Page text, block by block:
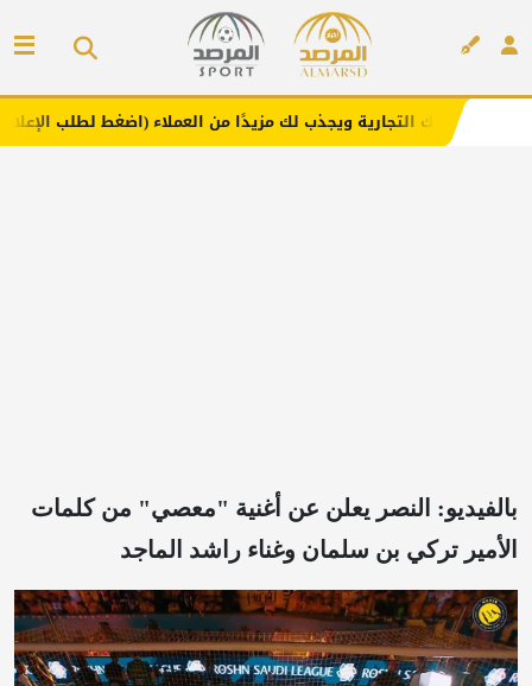
ويجذب لك مزيدًا من العملاء (اضغط لطلب الإعلان)
بالفيديو: النصر يعلن عن أغنية "معصي" من كلمات
الأمير تركي بن سلمان وغناء راشد الماجد